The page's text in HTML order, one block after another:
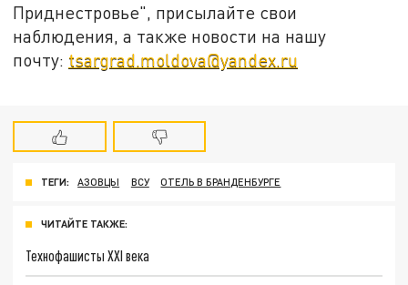
Приднестровье", присылайте свои
наблюдения, а также новости на нашу
почту: tsargrad.moldova@yandex.ru
ТЕГИ: АЗОВЦЫ ВСУ ОТЕЛЬ В БРАНДЕНБУРГЕ
ЧИТАЙТЕ ТАКЖЕ:
Технофашисты XXI века